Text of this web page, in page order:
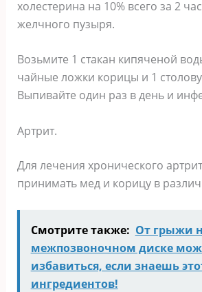
холестерина на 10% всего за 2
желчного пузыря.
Возьмите 1 стакан кипяченой
чайные ложки корицы и 1
Выпивайте один раз в день и
Аpтрит.
Для лечения хронического
принимать мед и корицу в
Смотрите также: От грыжи
межпозвоночном диске
избавиться, если знаешь
ингредиентов!